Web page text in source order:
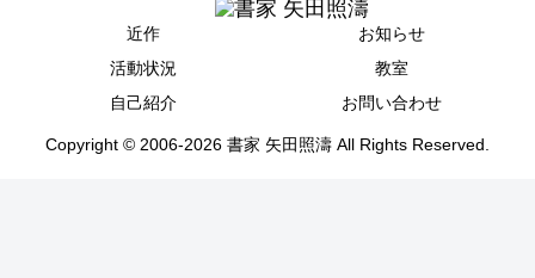
近作
お知らせ
活動状況
教室
自己紹介
お問い合わせ
Copyright © 2006-2026 書家 矢田照濤 All Rights Reserved.